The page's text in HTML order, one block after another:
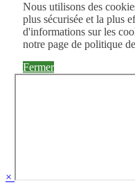
Nous utilisons des
plus sécurisée et la plus
d'informations sur les
notre page de politique
Fermer
×